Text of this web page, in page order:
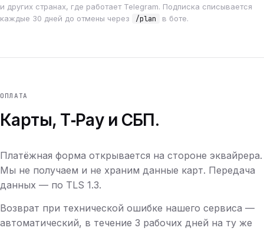
и других странах, где работает Telegram. Подписка списывается
каждые 30 дней до отмены через
/plan в боте.
ОПЛАТА
Карты, T‑Pay и СБП.
Платёжная форма открывается на стороне эквайрера.
Мы не получаем и не храним данные карт. Передача
данных — по TLS 1.3.
Возврат при технической ошибке нашего сервиса —
автоматический, в течение 3 рабочих дней на ту же